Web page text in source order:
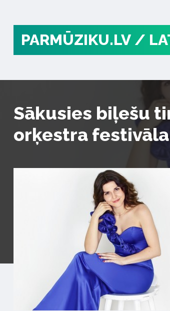
PARMŪZIKU.LV /
Sākusies biļešu
orķestra